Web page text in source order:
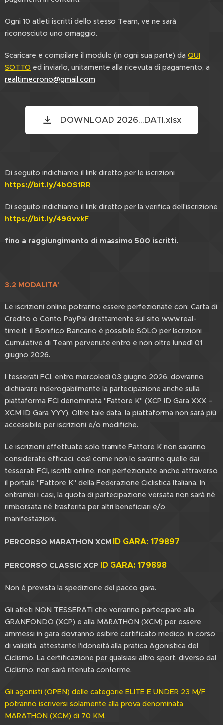
Ogni 10 atleti iscritti dello stesso Team, ve ne sarà
riconosciuto uno omaggio.
Scaricare e compilare il modulo (in ogni sua parte) da QUI
SOTTO ed inviarlo, unitamente alla ricevuta di pagamento, a
realtimecrono@gmail.com
DOWNLOAD 2026...DATI.xlsx
Di seguito indichiamo il link diretto per le iscrizioni
https://bit.ly/4bOS1RR
Di seguito indichiamo il link diretto per la verifica dell'iscrizione
https://bit.ly/49GvxkF
fino a raggiungimento di massimo 500 iscritti.
3.2 MODALITA'
Le iscrizioni online potranno essere perfezionate con: Carta di
Credito o Conto PayPal direttamente sul sito www.real-
time.it; il Bonifico Bancario è possibile SOLO per Iscrizioni
Cumulative di Team pervenute entro e non oltre lunedì 01
giugno 2026.
I tesserati FCI, entro mercoledì 03 giugno 2026, dovranno
dichiarare inderogabilmente la partecipazione anche sulla
piattaforma FCI denominata "Fattore K" (XCP ID Gara XXX –
XCM ID Gara YYY). Oltre tale data, la piattaforma non sarà più
accessibile per iscrizioni e/o modifiche.
Le iscrizioni effettuate solo tramite Fattore K non saranno
considerate efficaci, così come non lo saranno quelle dai
tesserati FCI, iscritti online, non perfezionate anche attraverso
il portale "Fattore K" della Federazione Ciclistica Italiana. In
entrambi i casi, la quota di partecipazione versata non sarà né
rimborsata né trasferita per altri beneficiari e/o
manifestazioni.
PERCORSO MARATHON XCM ID GARA: 179897
PERCORSO CLASSIC XCP ID GARA: 179898
Non è prevista la spedizione del pacco gara.
Gli atleti NON TESSERATI che vorranno partecipare alla
GRANFONDO (XCP) e alla MARATHON (XCM) per essere
ammessi in gara dovranno esibire certificato medico, in corso
di validità, attestante l'idoneità alla pratica Agonistica del
Ciclismo. La certificazione per qualsiasi altro sport, diverso dal
Ciclismo, non sarà ritenuta conforme.
Gli agonisti (OPEN) delle categorie ELITE E UNDER 23 M/F
potranno iscriversi solamente alla prova denominata
MARATHON (XCM) di 70 KM.